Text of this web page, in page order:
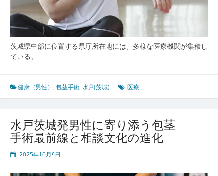
茨城県中部に位置する県庁所在地には、多様な医療機関が集積し
ている。
健康（男性） ,包茎手術,水戸(茨城) 医療
水戸茨城発男性に寄り添う包茎
手術最前線と相談文化の進化
2025年10月9日